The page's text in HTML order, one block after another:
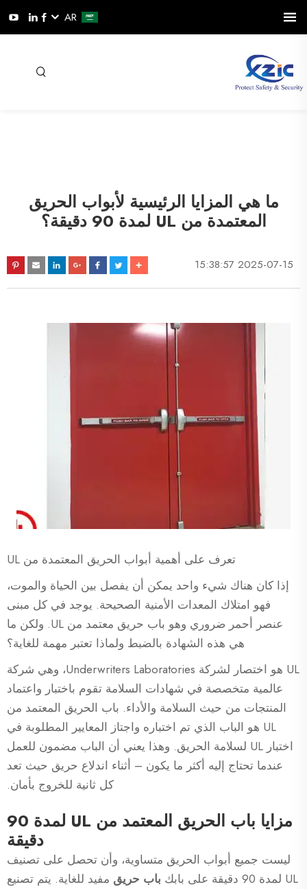
AR
ما هي المزايا الرئيسية لأبواب الحريق
المعتمدة من UL لمدة 90 دقيقة؟
2025-07-15 15:38:57
تعرف على أهمية أبواب الحريق المعتمدة من UL
إذا كان هناك شيء واحد يمكن أن يفصل بين الحياة والموت،
فهو امتلاك المعدات الأمنية الصحيحة. يوجد في كل مبنى
عنصر أحمر ضروري وهو باب حريق معتمد من UL. ولكن ما
هي هذه الشهادة بالضبط ولماذا تعتبر مهمة للغاية؟
UL هو اختصار لشركة Underwriters Laboratories، وهي شركة
عالمية متخصصة في شهادات السلامة تقوم باختبار واعتماد
المنتجات من حيث السلامة والأداء. باب الحريق المعتمد من
UL هو الباب الذي تم اختباره واجتاز المعايير المطلوبة في
اختبار UL لسلامة الحريق. وهذا يعني أن الباب مضمون للعمل
عندما تحتاج إليه أكثر ما يكون – أثناء اندلاع حريق حيث تعد
كل ثانية للخروج بأمان.
مزايا باب الحريق المعتمد من UL لمدة 90
دقيقة
ليست جميع أبواب الحريق متساوية، وأن تحصل على تصنيف
UL لمدة 90 دقيقة على بابك
باب حريق مفيد للغاية. يتم تصنيع